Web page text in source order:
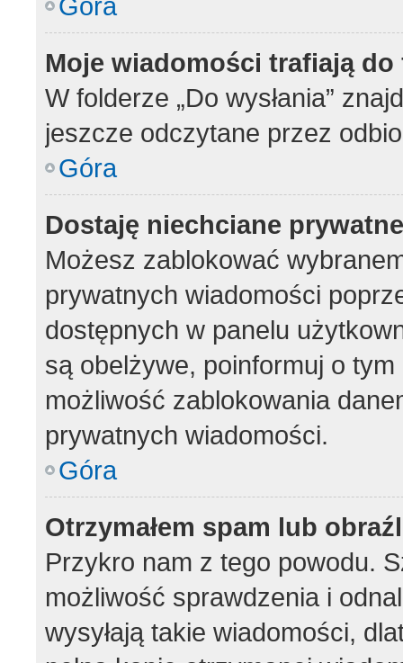
Moje wiadomości trafiają do
W folderze „Do wysłania”
jeszcze odczytane przez
Góra
Dostaję niechciane
Możesz zablokować
prywatnych wiadomości
dostępnych w panelu
są obelżywe, poinformuj o
możliwość zablokowania
prywatnych wiadomości.
Góra
Otrzymałem spam lub
Przykro nam z tego powodu.
możliwość sprawdzenia i
wysyłają takie wiadomości,